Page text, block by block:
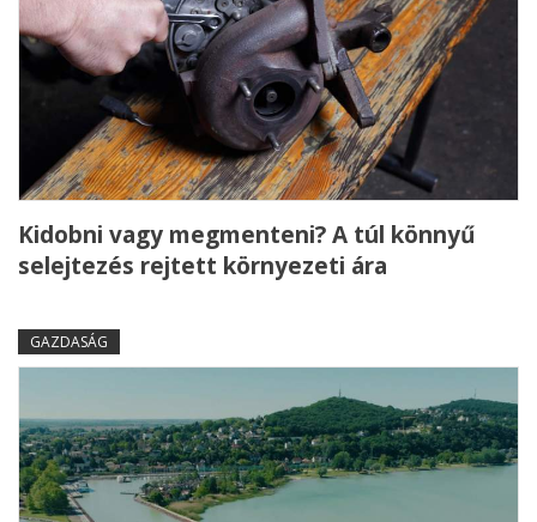
Kidobni vagy megmenteni? A túl könnyű
selejtezés rejtett környezeti ára
GAZDASÁG